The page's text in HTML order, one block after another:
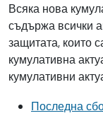
Всяка нова
съдържа всички
защитата, които
кумулативна
кумулативни
Последна